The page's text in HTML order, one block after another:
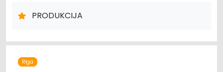
PRODUKCIJA
Rīga